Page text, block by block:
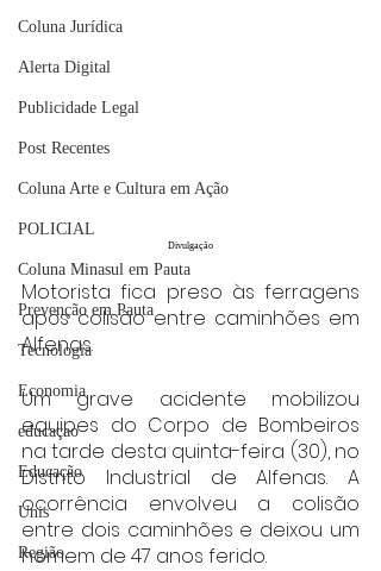
Coluna Jurídica
Alerta Digital
Publicidade Legal
Post Recentes
Coluna Arte e Cultura em Ação
POLICIAL
Coluna Minasul em Pauta
Prevenção em Pauta
Tecnologia
Economia
educaçao
Educação
Unis
Região
Divulgação
Motorista fica preso às ferragens
após colisão entre caminhões em
Alfenas.
Um grave acidente mobilizou
equipes do Corpo de Bombeiros
na tarde desta quinta-feira (30), no
Distrito Industrial de Alfenas. A
ocorrência envolveu a colisão
entre dois caminhões e deixou um
homem de 47 anos ferido.